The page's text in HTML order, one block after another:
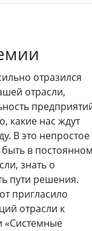
отразился
отрасли,
какие нас ждут
В это непростое
в
знать о
пути решения.
пригласило
отрасли к
«Системные